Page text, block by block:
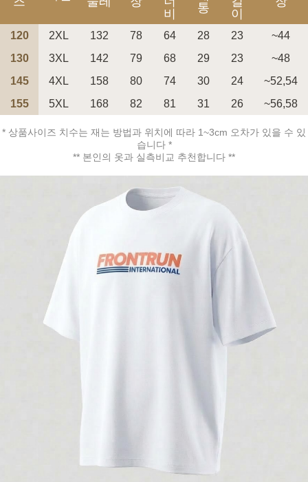
페이코 ID로 페
PAYCO 바로구매
비
통
이
120 2XL 132 78 64 28 23
~44
130
3XL 142 79 68 29 23
~48
145
4XL 158 80 74 30 24
~52,54
155
5XL 168 82 81 31 26 ~56,58
* 상품사이즈 치수는 재는 방법과 위치에 따라 1~3cm 오차가 있을 수 있
습니다 *
** 본인의 옷과 실측비교 추천합니다 **